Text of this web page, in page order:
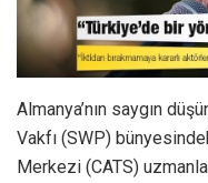
Almanya’nın saygın
Vakfı (SWP)
Merkezi (CATS)